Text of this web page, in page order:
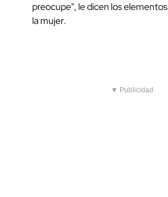
preocupe", le dicen los
la mujer.
▼ Publicidad